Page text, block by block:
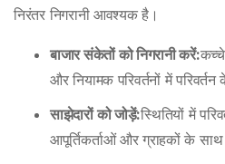
निरंतर निगरानी आवश्यक है।
बाजार संकेतों को निगरानी करें:
और नियामक परिवर्तनों में
साझेदारों को जोड़ें:स्थितियों में
आपूर्तिकर्ताओं और ग्राहकों के साथ